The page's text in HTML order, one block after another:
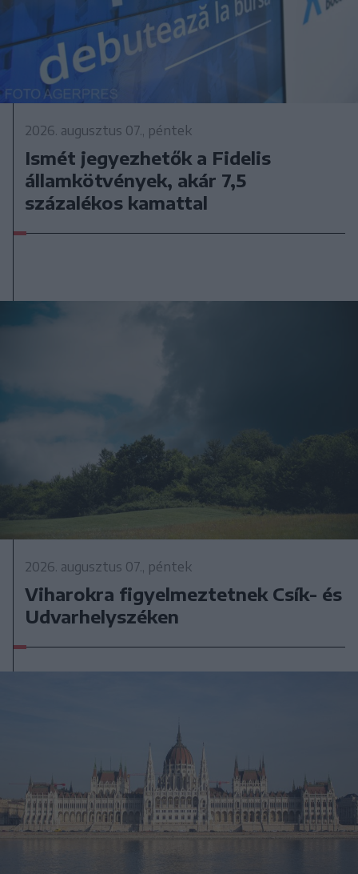
2026. augusztus 07., péntek
Ismét jegyezhetők a Fidelis
államkötvények, akár 7,5
százalékos kamattal
2026. augusztus 07., péntek
Viharokra figyelmeztetnek Csík- és
Udvarhelyszéken